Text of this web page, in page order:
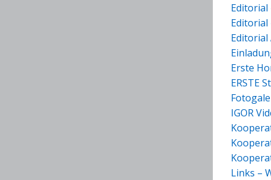
Editorial
Editorial
Editorial
Erste
ERSTE
IGOR
Links –